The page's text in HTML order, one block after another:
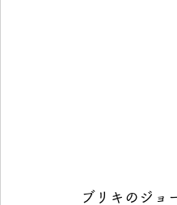
ブリキのジョ